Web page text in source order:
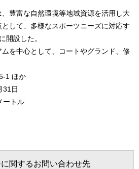
豊富な自然環境等地域資源を活用し大
して、多様なスポーツニーズに対応す
開設した。
を中心として、コートやグランド、修
1 ほか
31日
ートル
関するお問い合わせ先